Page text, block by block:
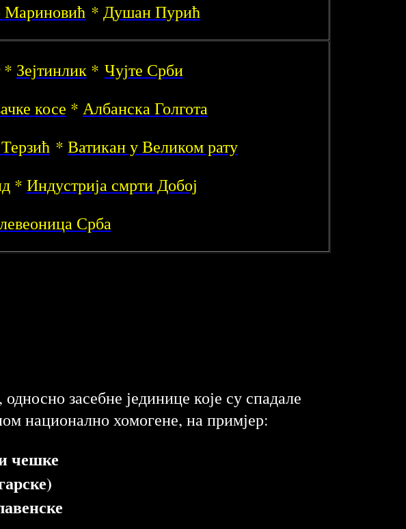
Мариновић * Душан Пурић
* Зејтинлик* Чујте Срби
косе * Албанска Голгота
* Ватикан у Великом рату
* Индустрија смрти Добој
Срба
засебне јединице које су спадале
национално хомогене, на примјер:
чешке